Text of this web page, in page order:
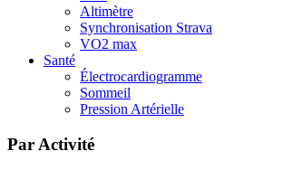
Altimètre
Synchronisation Strava
VO2 max
Santé
Électrocardiogramme
Sommeil
Pression Artérielle
Par Activité